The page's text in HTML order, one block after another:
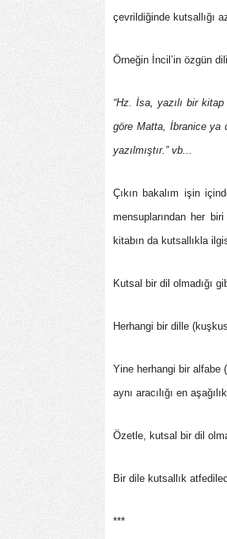
çevrildiğinde kutsallığı
Örneğin İncil’in özgün
“Hz. İsa, yazılı bir
göre Matta, İbranice ya
yazılmıştır.” vb...
Çıkın bakalım işin
mensuplarından her
kitabın da kutsallıkla
Kutsal bir dil olmadığı
Herhangi bir dille
Yine herhangi bir alfabe
aynı aracılığı en
Özetle, kutsal bir dil
Bir dile kutsallık
***